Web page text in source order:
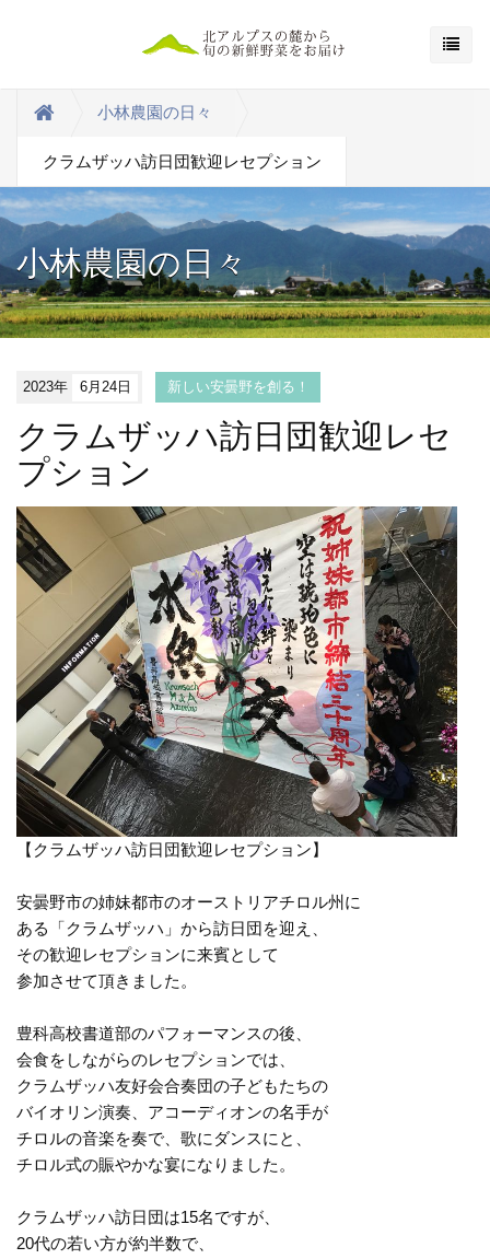
小林農園の日々
クラムザッハ訪日団歓迎レセプション
小林農園の日々
2023年 6月24日 新しい安曇野を創る！
クラムザッハ訪日団歓迎レセ
プション
【クラムザッハ訪日団歓迎レセプション】
安曇野市の姉妹都市のオーストリアチロル州に
ある「クラムザッハ」から訪日団を迎え、
その歓迎レセプションに来賓として
参加させて頂きました。
豊科高校書道部のパフォーマンスの後、
会食をしながらのレセプションでは、
クラムザッハ友好会合奏団の子どもたちの
バイオリン演奏、アコーディオンの名手が
チロルの音楽を奏で、歌にダンスにと、
チロル式の賑やかな宴になりました。
クラムザッハ訪日団は15名ですが、
20代の若い方が約半数で、